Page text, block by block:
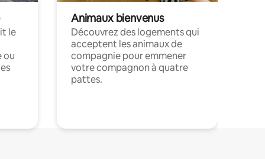
le
ou
Animaux bienvenus
Découvrez des logements qui
acceptent les animaux de
compagnie pour emmener
votre compagnon à quatre
pattes.